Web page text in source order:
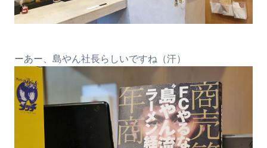
ーあー、島やん社長らしいですね（汗）